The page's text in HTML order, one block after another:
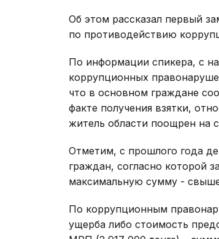
Об этом рассказал первый
по противодействию
По информации спикера, с
коррупционных
что в основном граждане
факте получения взятки,
житель области поощрен на
Отметим, с прошлого года
граждан, согласно которой
максимальную сумму - свыше
По коррупционным
ущерба либо стоимость